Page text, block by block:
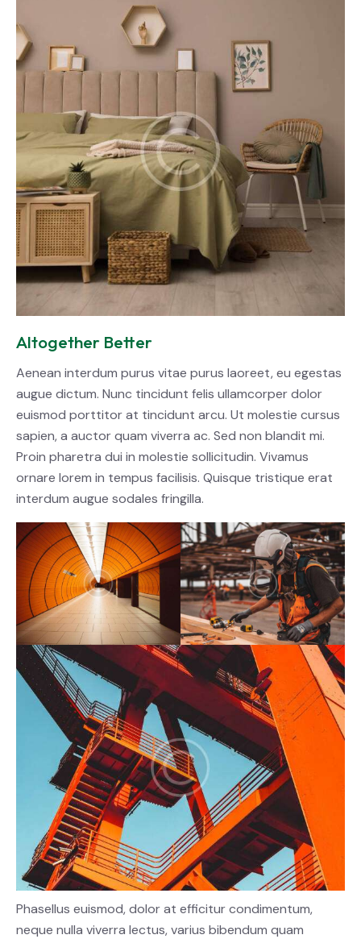
Altogether Better
Aenean interdum purus vitae purus laoreet, eu egestas
augue dictum. Nunc tincidunt felis ullamcorper dolor
euismod porttitor at tincidunt arcu. Ut molestie cursus
sapien, a auctor quam viverra ac. Sed non blandit mi.
Proin pharetra dui in molestie sollicitudin. Vivamus
ornare lorem in tempus facilisis. Quisque tristique erat
interdum augue sodales fringilla.
Phasellus euismod, dolor at efficitur condimentum,
neque nulla viverra lectus, varius bibendum quam